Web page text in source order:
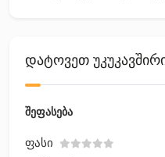
დატოვეთ უკუკავშირი
შეფასება
Ფასი